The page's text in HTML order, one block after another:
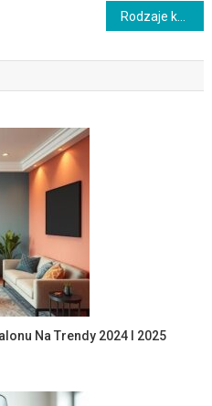
Rodzaje kabli prądowych i ich zastosowania: przewodność i bezpieczeństwo
Na Trendy 2024 I 2025